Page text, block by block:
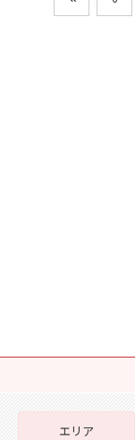
エリア